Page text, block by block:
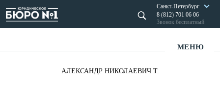
Санкт-Петербург
8 (812) 701 06 06
Звонок бесплатный
МЕНЮ
АЛЕКСАНДР НИКОЛАЕВИЧ Т.